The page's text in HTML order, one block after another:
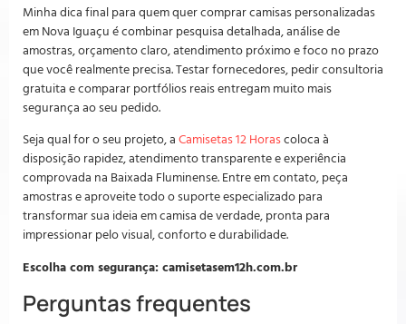
Minha dica final para quem quer comprar camisas personalizadas
em Nova Iguaçu é combinar pesquisa detalhada, análise de
amostras, orçamento claro, atendimento próximo e foco no prazo
que você realmente precisa. Testar fornecedores, pedir consultoria
gratuita e comparar portfólios reais entregam muito mais
segurança ao seu pedido.
Seja qual for o seu projeto, a Camisetas 12 Horascoloca à
disposição rapidez, atendimento transparente e experiência
comprovada na Baixada Fluminense. Entre em contato, peça
amostras e aproveite todo o suporte especializado para
transformar sua ideia em camisa de verdade, pronta para
impressionar pelo visual, conforto e durabilidade.
Escolha com segurança: camisetasem12h.com.br
Perguntas frequentes